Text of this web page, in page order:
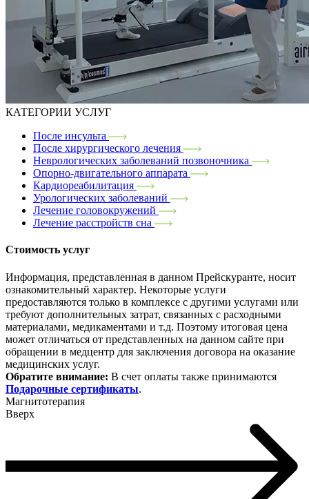
КАТЕГОРИИ УСЛУГ
После инсульта
После хирургического лечения
Неврологических заболеваний позвоночника
Опорно-двигательного аппарата
Кардиореабилитация
Урологических заболеваний
Лечение головокружений
Лечение расстройств сна
Стоимость услуг
Информация, представленная в данном Прейскуранте, носит
ознакомительный характер. Некоторые услуги
предоставляются только в комплексе с другими услугами или
требуют дополнительных затрат, связанных с расходными
материалами, медикаментами и т.д. Поэтому итоговая цена
может отличаться от представленных на данном сайте при
обращении в медцентр для заключения договора на оказание
медицинских услуг.
Обратите внимание: В счет оплаты также принимаются
Подарочные сертификаты.
Магнитотерапия
Вверх